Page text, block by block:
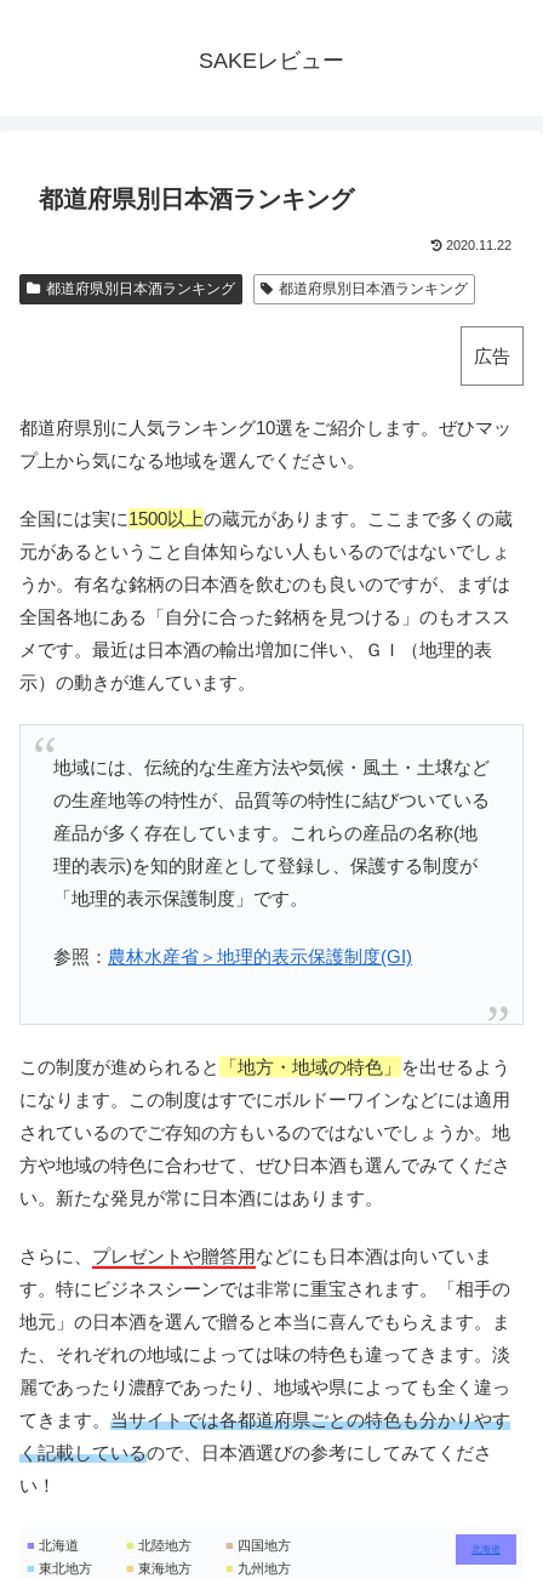
SAKEレビュー
都道府県別日本酒ランキング
2020.11.22
都道府県別日本酒ランキング 都道府県別日本酒ランキング
広告
都道府県別に人気ランキング10選をご紹介します。ぜひマッ
プ上から気になる地域を選んでください。
全国には実に1500以上の蔵元があります。ここまで多くの蔵
元があるということ自体知らない人もいるのではないでしょ
うか。有名な銘柄の日本酒を飲むのも良いのですが、まずは
全国各地にある「自分に合った銘柄を見つける」のもオスス
メです。最近は日本酒の輸出増加に伴い、ＧＩ（地理的表
示）の動きが進んています。
地域には、伝統的な生産方法や気候・風土・土壌など
の生産地等の特性が、品質等の特性に結びついている
産品が多く存在しています。これらの産品の名称(地
理的表示)を知的財産として登録し、保護する制度が
「地理的表示保護制度」です。
参照： 農林水産省＞地理的表示保護制度(GI)
この制度が進められると 「地方・地域の特色」
を出せるよう
になります。この制度はすでにボルドーワインなどには適用
されているのでご存知の方もいるのではないでしょうか。地
方や地域の特色に合わせて、ぜひ日本酒も選んでみてくださ
い。新たな発見が常に日本酒にはあります。
さらに、 プレゼントや贈答用などにも日本酒は向いていま
す。特にビジネスシーンでは非常に重宝されます。「相手の
地元」の日本酒を選んで贈ると本当に喜んでもらえます。ま
た、それぞれの地域によっては味の特色も違ってきます。淡
麗であったり濃醇であったり、地域や県によっても全く違っ
てきます。 当サイトでは各都道府県ごとの特色も分かりやす
く記載しているので、日本酒選びの参考にしてみてくださ
い！
■ 北海道
■ 東北地方
■ 北陸地方
■ 東海地方
■ 四国地方
■ 九州地方
北海道